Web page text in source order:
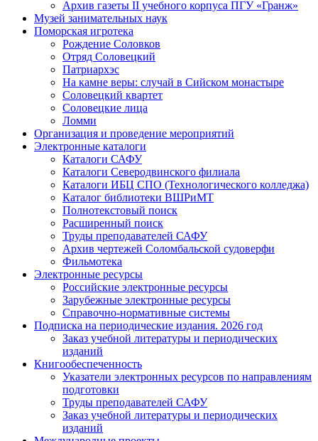
Архив газеты II учебного корпуса ПГУ «Гранж»
Музей занимательных наук
Поморская игротека
Рождение Соловков
Отряд Соловецкий
Патриархэс
На камне веры: случай в Сийском монастыре
Соловецкий квартет
Соловецкие лица
Ломми
Организация и проведение мероприятий
Электронные каталоги
Каталоги САФУ
Каталоги Северодвинского филиала
Каталоги ИБЦ СПО (Технологического колледжа)
Каталог библиотеки ВШРиМТ
Полнотекстовый поиск
Расширенный поиск
Труды преподавателей САФУ
Архив чертежей Соломбальской судоверфи
Фильмотека
Электронные ресурсы
Российские электронные ресурсы
Зарубежные электронные ресурсы
Справочно-нормативные системы
Подписка на периодические издания. 2026 год
Заказ учебной литературы и периодических
изданий
Книгообеспеченность
Указатели электронных ресурсов по направлениям
подготовки
Труды преподавателей САФУ
Заказ учебной литературы и периодических
изданий